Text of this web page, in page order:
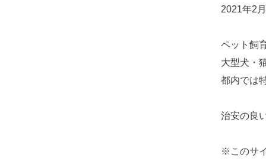
2021年2
ペット飼
大型犬・
都内では
治安の良
※このサ